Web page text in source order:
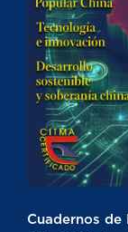
Cuadernos de